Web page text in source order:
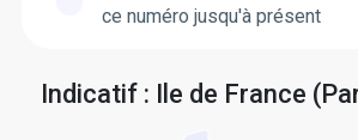
ce numéro jusqu'à présent
Indicatif : Ile de France